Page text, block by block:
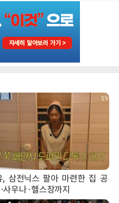
, 삼전닉스 팔아 마련한 집 공
우나·헬스장까지